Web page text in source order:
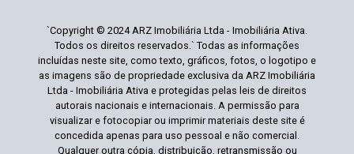
`Copyright © 2024 ARZ Imobiliária Ltda - Imobiliária Ativa.
Todos os direitos reservados.` Todas as informações
incluídas neste site, como texto, gráficos, fotos, o logotipo e
as imagens são de propriedade exclusiva da ARZ Imobiliária
Ltda - Imobiliária Ativa e protegidas pelas leis de direitos
autorais nacionais e internacionais. A permissão para
visualizar e fotocopiar ou imprimir materiais deste site é
concedida apenas para uso pessoal e não comercial.
Qualquer outra cópia, distribuição, retransmissão ou